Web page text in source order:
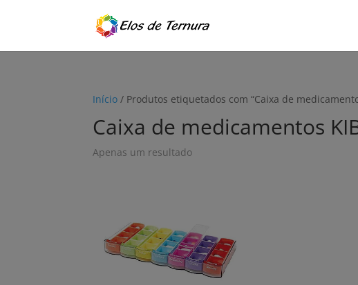
Início / Produtos etiquetados com “Caixa de
Caixa de medicamentos
Apenas um resultado